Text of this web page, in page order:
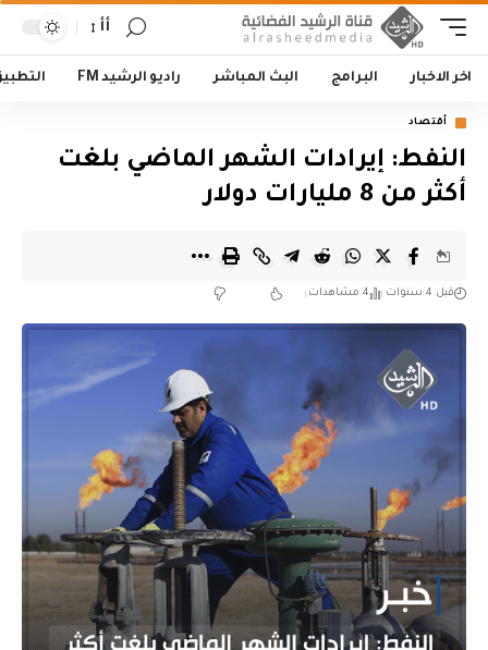
أأ
اخر الاخبار البرامج البث المباشر راديو الرشيد FM
أقتصاد
النفط: إيرادات الشهر الماضي بلغت
أكثر من 8 مليارات دولار
قبل 4 سنوات 4 مشاهدات